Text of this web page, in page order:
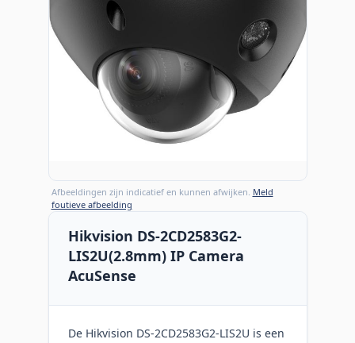
Afbeeldingen zijn indicatief en kunnen afwijken. Meld
foutieve afbeelding
Hikvision DS-2CD2583G2-
LIS2U(2.8mm) IP Camera
AcuSense
De Hikvision DS-2CD2583G2-LIS2U is een